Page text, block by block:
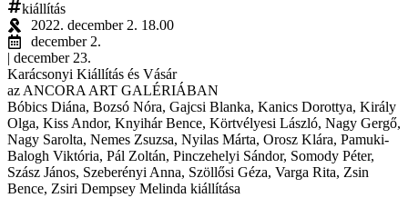
kiállítás
2022. december 2. 18.00
december 2.
| december 23.
Karácsonyi Kiállítás és Vásár
az ANCORA ART GALÉRIÁBAN
Bóbics Diána, Bozsó Nóra, Gajcsi Blanka, Kanics Dorottya, Király
Olga, Kiss Andor, Knyihár Bence, Körtvélyesi László, Nagy Gergő,
Nagy Sarolta, Nemes Zsuzsa, Nyilas Márta, Orosz Klára, Pamuki-
Balogh Viktória, Pál Zoltán, Pinczehelyi Sándor, Somody Péter,
Szász János, Szeberényi Anna, Szöllősi Géza, Varga Rita, Zsin
Bence, Zsiri Dempsey Melinda kiállítása